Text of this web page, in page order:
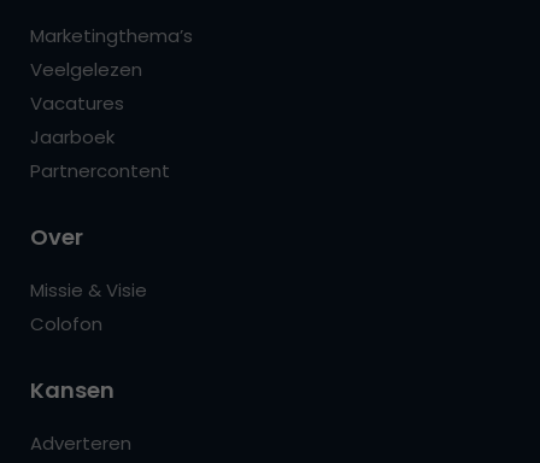
Marketingthema’s
Veelgelezen
Vacatures
Jaarboek
Partnercontent
Over
Missie & Visie
Colofon
Kansen
Adverteren